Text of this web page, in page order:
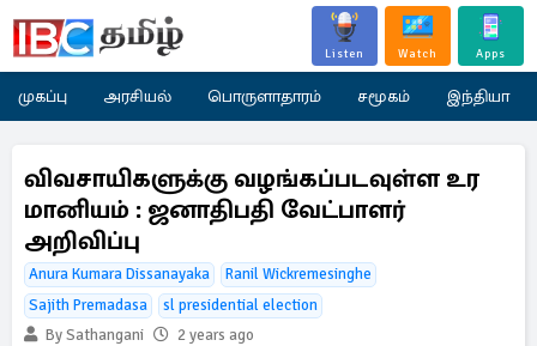
Listen Watch Apps
முகப்பு அரசியல் பொருளாதாரம் சமூகம் இந்தியா
விவசாயிகளுக்கு வழங்கப்படவுள்ள உர
மானியம் : ஜனாதிபதி வேட்பாளர்
அறிவிப்பு
Anura Kumara Dissanayaka
Ranil Wickremesinghe
Sajith Premadasa
sl presidential election
By Sathangani
2 years ago